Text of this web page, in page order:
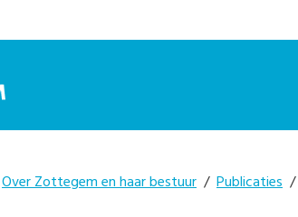
Over Zottegem en haar bestuur / Publicaties /